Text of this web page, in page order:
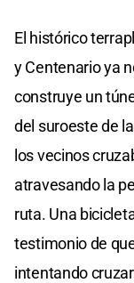
El histórico
y Centenario ya
construye un
del suroeste de
los vecinos
atravesando la
ruta. Una
testimonio de
intentando